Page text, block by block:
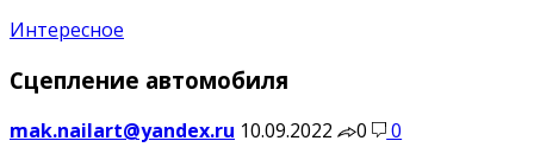
Интересное
Сцепление автомобиля
mak.nailart@yandex.ru 10.09.2022 0
0